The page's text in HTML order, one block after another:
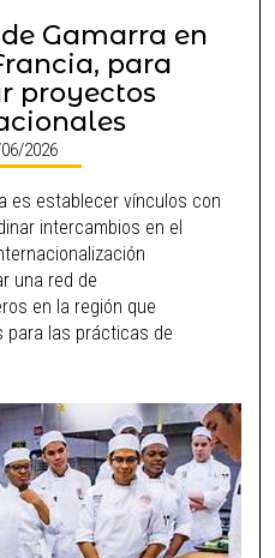
Gamarra en
para
proyectos
2026
es establecer vínculos con
intercambios en el
una red de
en la región que
para las prácticas de